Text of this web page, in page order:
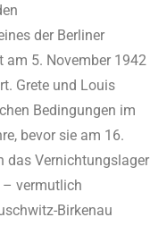
der Berliner
am 5. November 1942
Grete und Louis
Bedingungen im
bevor sie am 16.
das Vernichtungslager
vermutlich
Birkenau